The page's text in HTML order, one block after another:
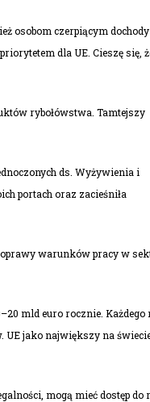
osobom czerpiącym
dla UE. Cieszę się,
rybołówstwa. Tamtejszy
ds. Wyżywienia i
portach oraz zacieśniła
warunków pracy w
mld euro rocznie. Każdego
UE jako największy na
mogą mieć dostęp do